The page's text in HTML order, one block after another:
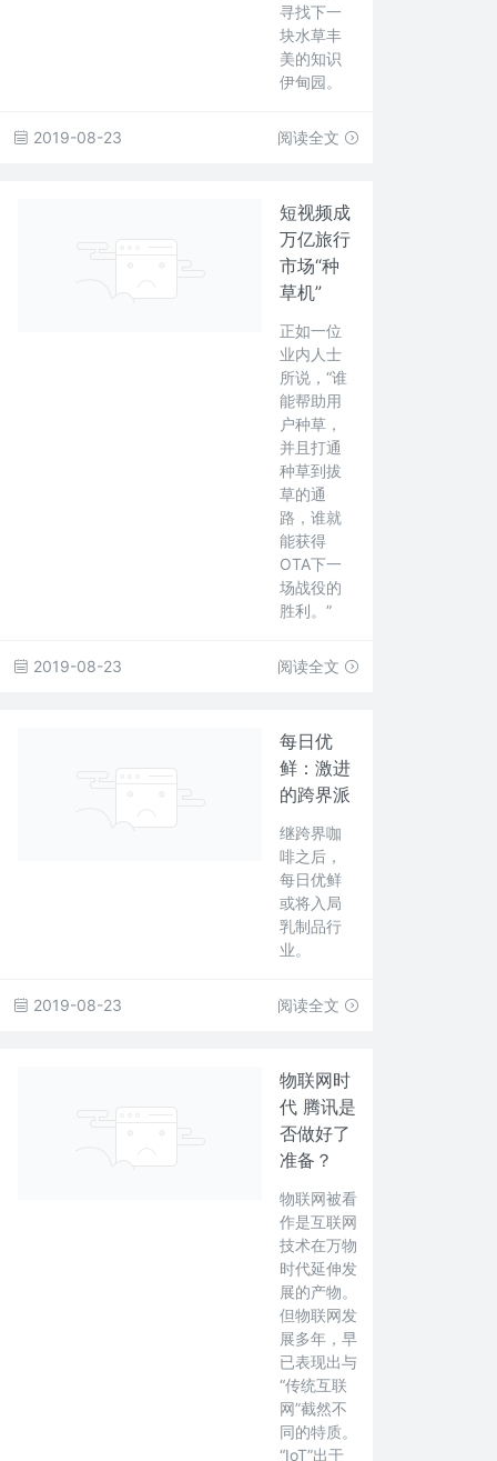
寻找下一
块水草丰
美的知识
伊甸园。
2019-08-23 阅读全文
短视频成
万亿旅行
市场“种
草机”
正如一位
业内人士
所说，“谁
能帮助用
户种草，
并且打通
种草到拔
草的通
路，谁就
能获得
OTA下一
场战役的
胜利。”
2019-08-23 阅读全文
每日优
鲜：激进
的跨界派
继跨界咖
啡之后，
每日优鲜
或将入局
乳制品行
业。
2019-08-23 阅读全文
物联网时
代 腾讯是
否做好了
准备？
物联网被看
作是互联网
技术在万物
时代延伸发
展的产物。
但物联网发
展多年，早
已表现出与
“传统互联
网”截然不
同的特质。
“IoT”出于